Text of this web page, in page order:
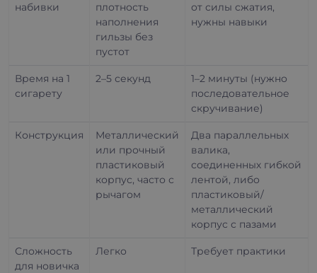
набивки
плотность
наполнения
гильзы без
пустот
от силы сжатия,
нужны навыки
Время на 1
сигарету
2–5 секунд
1–2 минуты (нужно
последовательное
скручивание)
Конструкция
Металлический
или прочный
пластиковый
корпус, часто с
рычагом
Два параллельных
валика,
соединенных гибкой
лентой, либо
пластиковый/
металлический
корпус с пазами
Сложность
для новичка
Легко Требует практики